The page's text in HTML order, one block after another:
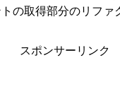
の取得部分のリファ
スポンサーリンク